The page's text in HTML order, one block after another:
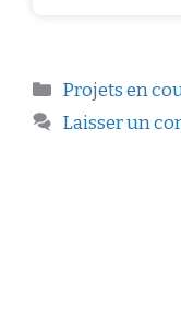
Projets en
Laisser un